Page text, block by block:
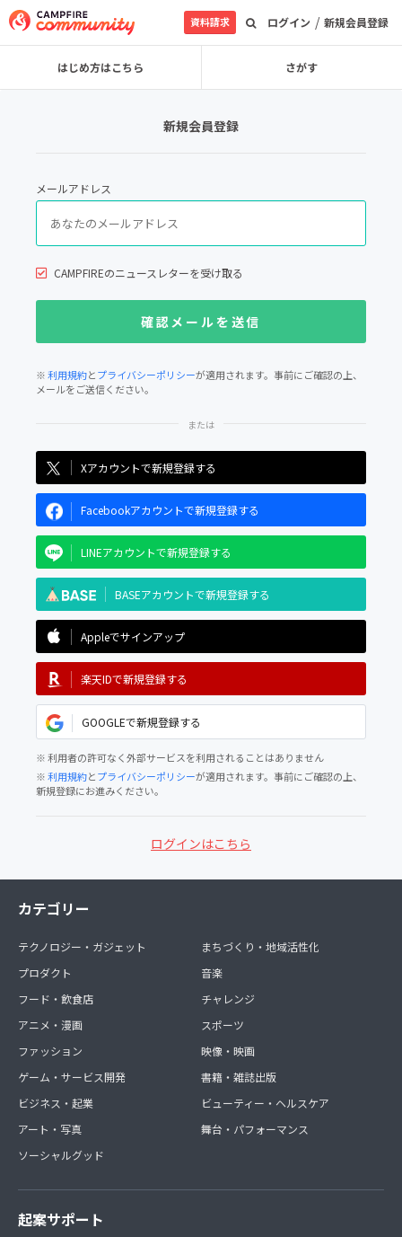
ログイン / 新規会員登録
資料請求
はじめ方はこちら さがす
新規会員登録
メールアドレス
CAMPFIREのニュースレターを受け取る
※利用規約とプライバシーポリシーが適用されます。事前にご確認の上、
メールをご送信ください。
Xアカウントで新規登録する
Facebookアカウントで新規登録する
LINEアカウントで新規登録する
BASEアカウントで新規登録する
Appleでサインアップ
楽天IDで新規登録する
GOOGLEで新規登録する
※ 利用者の許可なく外部サービスを利用されることはありません
※利用規約とプライバシーポリシーが適用されます。事前にご確認の上、
新規登録にお進みください。
ログインはこちら
カテゴリー
テクノロジー・ガジェット
プロダクト
フード・飲食店
アニメ・漫画
ファッション
ゲーム・サービス開発
ビジネス・起業
アート・写真
ソーシャルグッド
まちづくり・地域活性化
音楽
チャレンジ
スポーツ
映像・映画
書籍・雑誌出版
ビューティー・ヘルスケア
舞台・パフォーマンス
起案サポート